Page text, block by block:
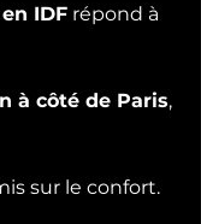
IDF répond à
à côté de Paris,
sur le confort.